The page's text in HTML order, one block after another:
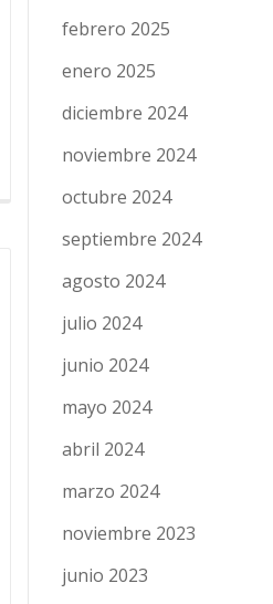
febrero 2025
enero 2025
diciembre 2024
noviembre 2024
octubre 2024
septiembre 2024
agosto 2024
julio 2024
junio 2024
mayo 2024
abril 2024
marzo 2024
noviembre 2023
junio 2023